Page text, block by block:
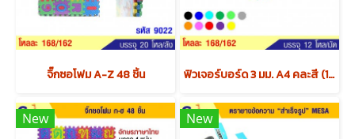
จิ๊กซอโฟม A-Z 48 ชิ้น ฟิวเจอร์บอร์ด 3 มม. A4 คละสี (1x4) x12 แพค
New New